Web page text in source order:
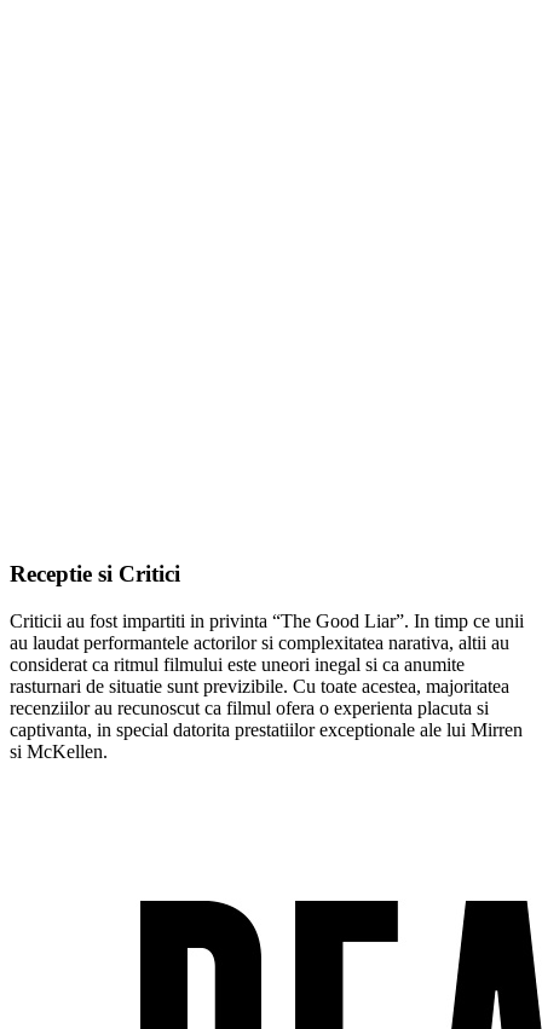
Receptie si Critici
Criticii au fost impartiti in privinta “The Good Liar”. In timp ce unii
au laudat performantele actorilor si complexitatea narativa, altii au
considerat ca ritmul filmului este uneori inegal si ca anumite
rasturnari de situatie sunt previzibile. Cu toate acestea, majoritatea
recenziilor au recunoscut ca filmul ofera o experienta placuta si
captivanta, in special datorita prestatiilor exceptionale ale lui Mirren
si McKellen.